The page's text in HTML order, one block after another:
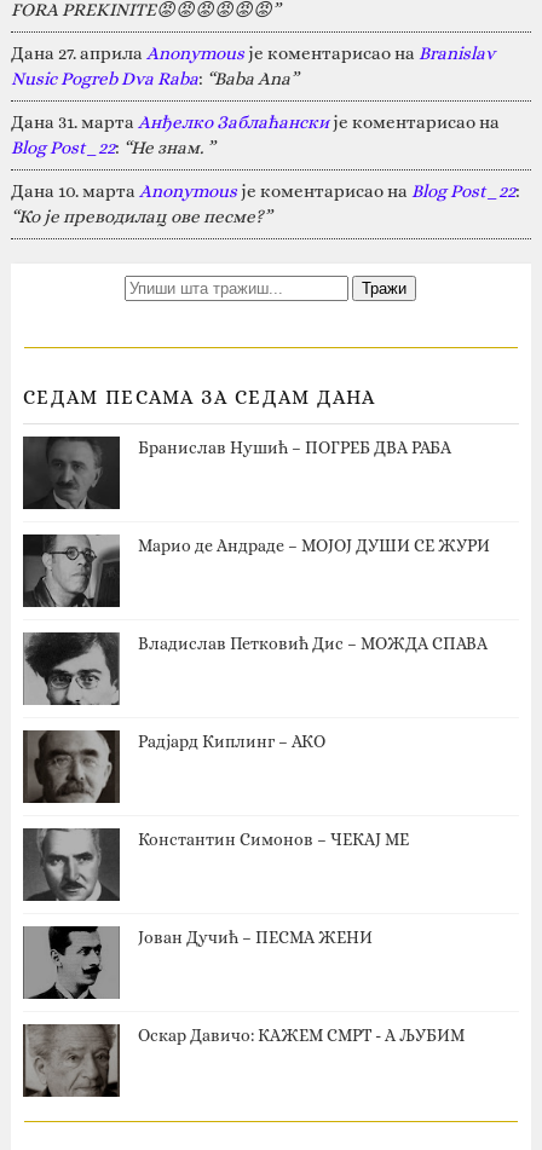
FORA PREKINITE😡😡😡😡😡😡”
Дана 27. априла Anonymousје коментарисао на Branislav
Nusic Pogreb Dva Raba: “Baba Ana”
Дана 31. марта Анђелко Заблаћанскије коментарисао на
Blog Post_22: “Не знам. ”
Дана 10. марта Anonymousје коментарисао на Blog Post_22:
“Ко је преводилац ове песме?”
СЕДАМ ПЕСАМА ЗА СЕДАМ ДАНА
Бранислав Нушић – ПОГРЕБ ДВА РАБА
Марио де Андраде – МОЈОЈ ДУШИ СЕ ЖУРИ
Владислав Петковић Дис – МОЖДА СПАВА
Радјард Киплинг – АКО
Константин Симонов – ЧЕКАЈ МЕ
Јован Дучић – ПЕСМА ЖЕНИ
Оскар Давичо‎: КАЖЕМ СМРТ - А ЉУБИМ